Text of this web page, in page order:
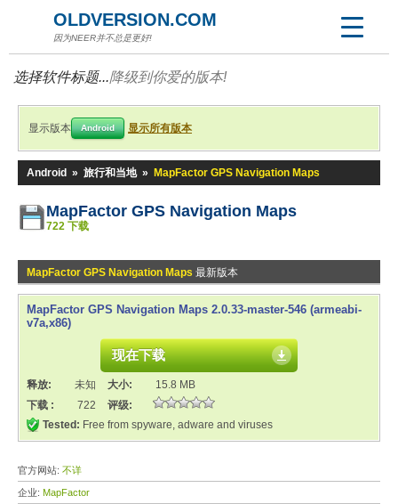
OLDVERSION.COM
因为NEER并不总是更好!
选择软件标题...降级到你爱的版本!
显示版本 Android 显示所有版本
Android » 旅行和当地 » MapFactor GPS Navigation Maps
MapFactor GPS Navigation Maps
722 下载
MapFactor GPS Navigation Maps 最新版本
MapFactor GPS Navigation Maps 2.0.33-master-546 (armeabi-
v7a,x86)
现在下载
释放: 未知 大小:
15.8 MB
下载 :
722
评级:
Tested: Free from spyware, adware and viruses
官方网站: 不详
企业: MapFactor